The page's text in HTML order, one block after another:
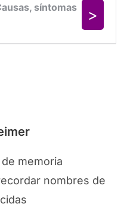
memoria
nombres de